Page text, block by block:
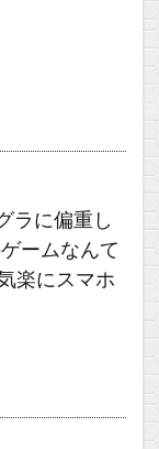
ラに偏重し
ームなんて
楽にスマホ